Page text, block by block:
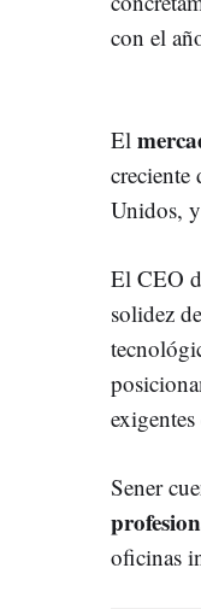
con el
El
creciente
Unidos,
El CEO
solidez
Sener
oficinas